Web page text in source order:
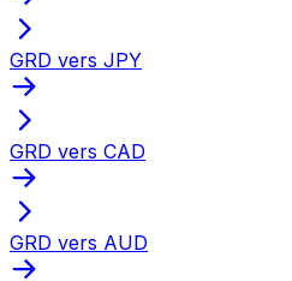
GRD vers JPY
GRD vers CAD
GRD vers AUD